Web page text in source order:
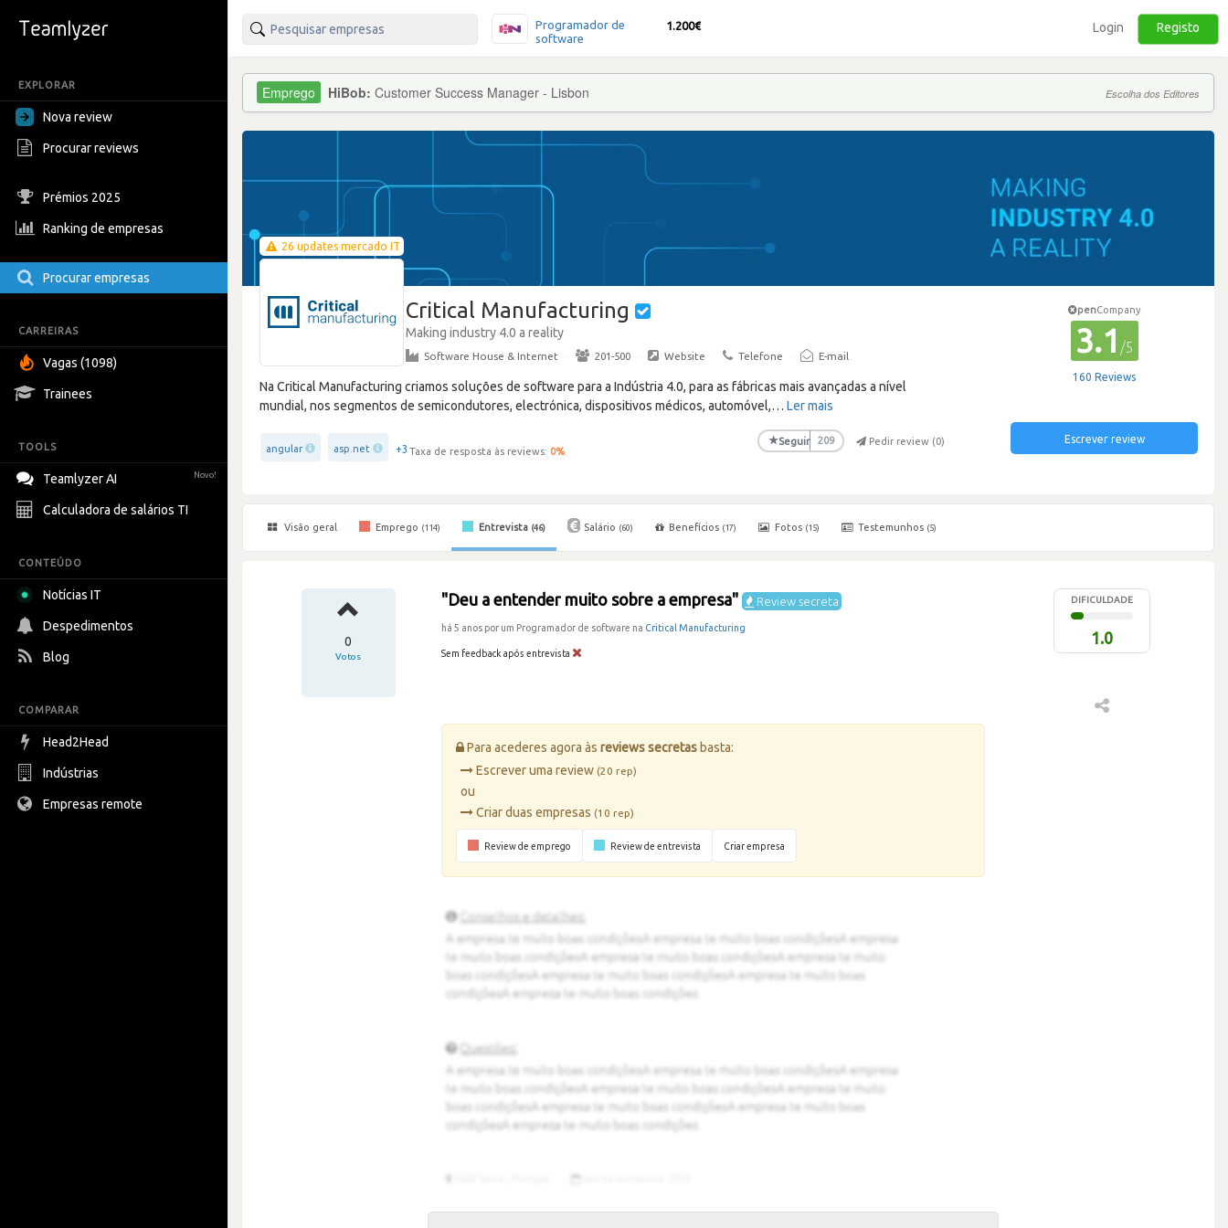
EXPLORAR
Nova review
Procurar reviews
Prémios 2025
Ranking de empresas
Procurar empresas
CARREIRAS
Vagas (1098)
Trainees
TOOLS
Teamlyzer AI Novo!
Calculadora de salários TI
CONTEÚDO
Notícias IT
Despedimentos
Blog
COMPARAR
Head2Head
Indústrias
Empresas remote
Programador de
software
1.200€ Login Registo
HiBob: Customer Success Manager - Lisbon Escolha dos Editores
26 updates mercado IT
Critical Manufacturing
Making industry 4.0 a reality
Software House & Internet · 201-500 · Website · Telefone · E-mail
Na Critical Manufacturing criamos soluções de software para a Indústria 4.0, para as fábricas mais avançadas a nível
mundial, nos segmentos de semicondutores, electrónica, dispositivos médicos, automóvel,… Ler mais
angular asp.net +3 Taxa de resposta às reviews: 0%
★Seguir 209 Pedir review (0)
penCompany
3.1 /5
160 Reviews
Escrever review
Visão geral Emprego (114) Entrevista (46) Salário (60) Benefícios (17) Fotos (15) Testemunhos (5)
0
Votos
"Deu a entender muito sobre a empresa" Review secreta
há 5 anos por um Programador de software na Critical Manufacturing
Sem feedback após entrevista
DIFICULDADE
1.0
Para acederes agora àsreviews secretas basta:
Escrever uma review(20 rep)
ou
Criar duas empresas(10 rep)
Review de emprego Review de entrevista Criar empresa